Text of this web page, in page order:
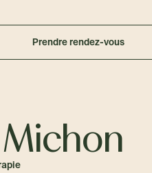
Prendre rendez-vous